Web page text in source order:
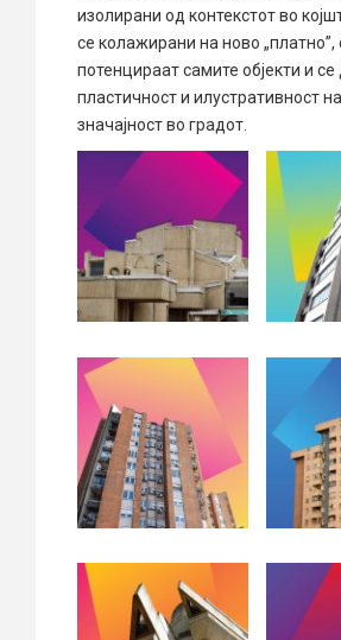
изолирани од контекстот во
се колажирани на ново „платно”,
потенцираат самите објекти и
пластичност и илустративност
значајност во градот.